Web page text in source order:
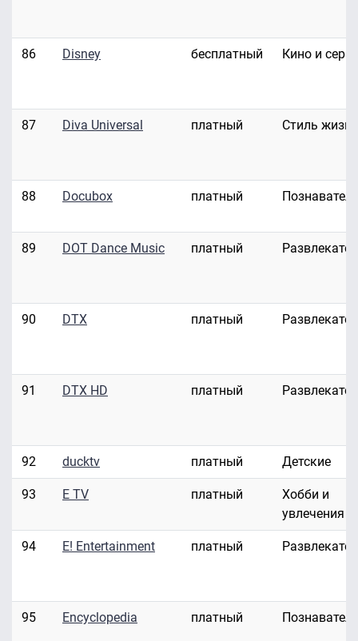
86 Disney бесплатный Кино и
87 Diva Universal платный Стиль жизни
88 Docubox платный
89 DOT Dance Music платный
90 DTX платный
91 DTX HD платный
92 ducktv платный Детские
93 E TV платный
Хобби и
увлечения
94 E! Entertainment платный
95 Encyclopedia платный